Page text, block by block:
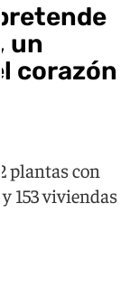
un
corazón
plantas con
153 viviendas